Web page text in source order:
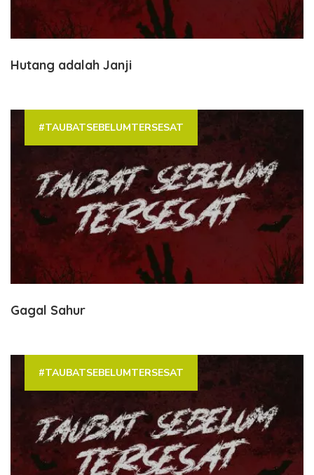
Hutang adalah Janji
#TAUBATSEBELUMTERSESAT
Gagal Sahur
#TAUBATSEBELUMTERSESAT